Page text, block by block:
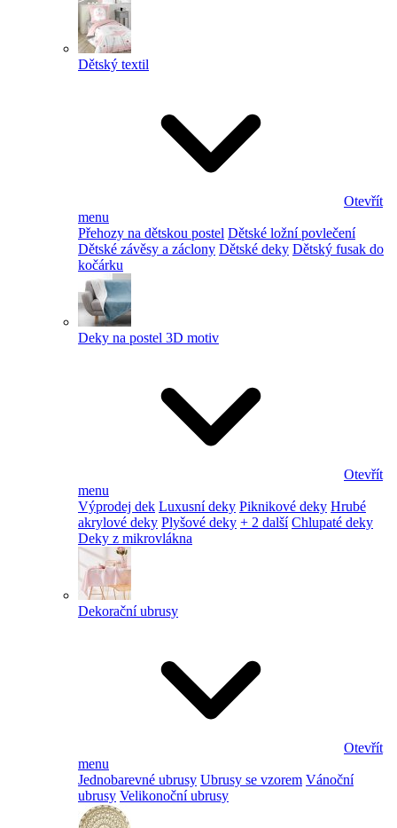
Dětský textil
Otevřít
menu
Přehozy na dětskou postel Dětské ložní povlečení
Dětské závěsy a záclony Dětské deky Dětský fusak do
kočárku
Deky na postel 3D motiv
Otevřít
menu
Výprodej dek Luxusní deky Piknikové deky Hrubé
akrylové deky Plyšové deky + 2 další Chlupaté deky
Deky z mikrovlákna
Dekorační ubrusy
Otevřít
menu
Jednobarevné ubrusy Ubrusy se vzorem Vánoční
ubrusy Velikonoční ubrusy